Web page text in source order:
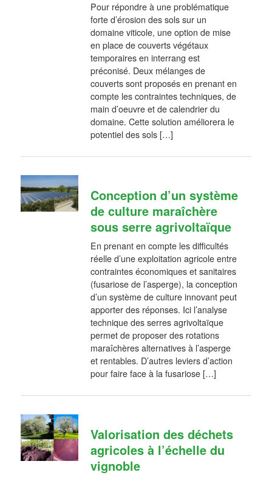
Pour répondre à une problématique
forte d’érosion des sols sur un
domaine viticole, une option de mise
en place de couverts végétaux
temporaires en interrang est
préconisé. Deux mélanges de
couverts sont proposés en prenant en
compte les contraintes techniques, de
main d’oeuvre et de calendrier du
domaine. Cette solution améliorera le
potentiel des sols […]
Conception d’un système
de culture maraîchère
sous serre agrivoltaïque
En prenant en compte les difficultés
réelle d’une exploitation agricole entre
contraintes économiques et sanitaires
(fusariose de l’asperge), la conception
d’un système de culture innovant peut
apporter des réponses. Ici l’analyse
technique des serres agrivoltaïque
permet de proposer des rotations
maraîchères alternatives à l’asperge
et rentables. D’autres leviers d’action
pour faire face à la fusariose […]
Valorisation des déchets
agricoles à l’échelle du
vignoble